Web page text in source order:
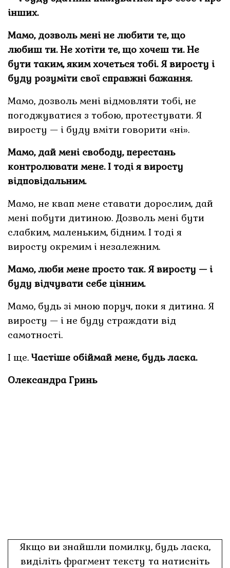
інших.
Мамо, дозволь мені не любити те, що
любиш ти. Не хотіти те, що хочеш ти. Не
бути таким, яким хочеться тобі. Я виросту і
буду розуміти свої справжні бажання.
Мамо, дозволь мені відмовляти тобі, не
погоджуватися з тобою, протестувати. Я
виросту — і буду вміти говорити «ні».
Мамо, дай мені свободу, перестань
контролювати мене. І тоді я виросту
відповідальним.
Мамо, не квап мене ставати дорослим, дай
мені побути дитиною. Дозволь мені бути
слабким, маленьким, бідним. І тоді я
виросту окремим і незалежним.
Мамо, люби мене просто так. Я виросту — і
буду відчувати себе цінним.
Мамо, будь зі мною поруч, поки я дитина. Я
виросту — і не буду страждати від
самотності.
І ще.Частіше обіймай мене, будь ласка.
Олександра Гринь
Якщо ви знайшли помилку, будь ласка,
виділіть фрагмент тексту та натисніть